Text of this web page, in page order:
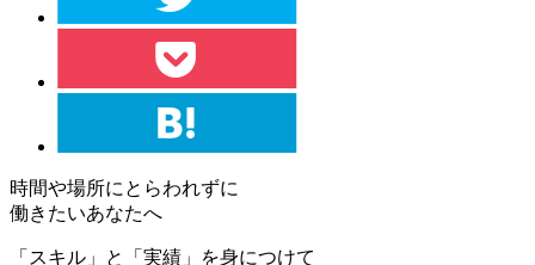
時間や場所にとらわれずに
働きたいあなたへ
「 スキル」 と 「実績」
を身につけて